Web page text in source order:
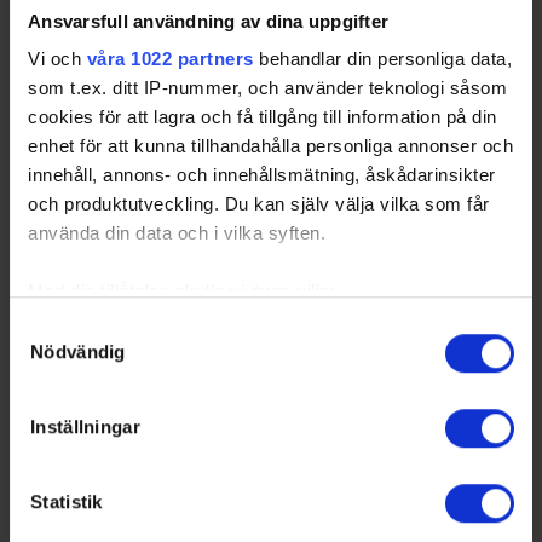
Ansvarsfull användning av dina uppgifter
Vi och våra 1022 partners behandlar din personliga data,
som t.ex. ditt IP-nummer, och använder teknologi såsom
cookies för att lagra och få tillgång till information på din
enhet för att kunna tillhandahålla personliga annonser och
innehåll, annons- och innehållsmätning, åskådarinsikter
och produktutveckling. Du kan själv välja vilka som får
använda din data och i vilka syften.
kan ha en noggrannhet på upp till flera meter
Du kan ändra eller dra tillbaka ditt samtycke när som
Nödvändig
Inställningar
Statistik
Swehockey – Svenska Ishockeyförbundets officiella app
Swehockey ger dig tillgång till nyheter, livebevakning
och statistik för samtliga ishockeyserier som spelas i
Sverige. Du kan följa dina favoritserier och lägga upp
egna favoritlag i appen. För dina favoritlag kan du
Swehockey ger dig:
Ishockeyförbundet
Resultat och statistik för samtliga serier